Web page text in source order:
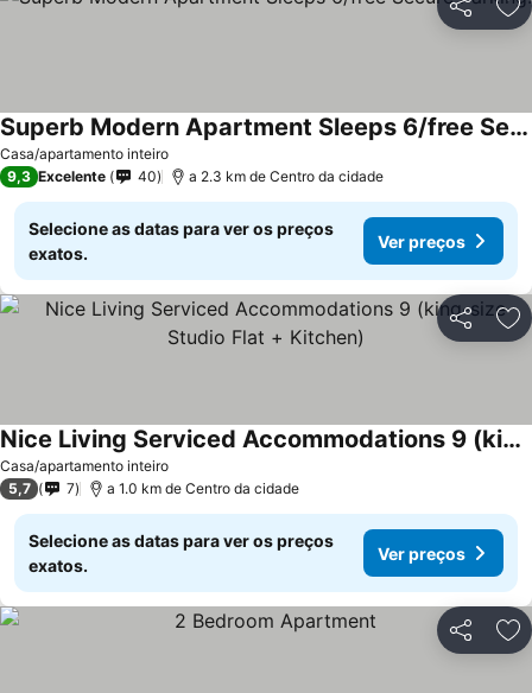
Partilhar
Casa/apartamento inteiro
Superb Modern Apartment Sleeps 6/free Secure Parking!
9,3 Excelente 40 a 2.3 km de Centro da cidade
Selecione as datas para ver os preços
exatos.
Ver preços
Partilhar
Casa/apartamento inteiro
Nice Living Serviced Accommodations 9 (king-size Studio Flat + Kitchen)
5,7 7 a 1.0 km de Centro da cidade
Selecione as datas para ver os preços
exatos.
Ver preços
Partilhar